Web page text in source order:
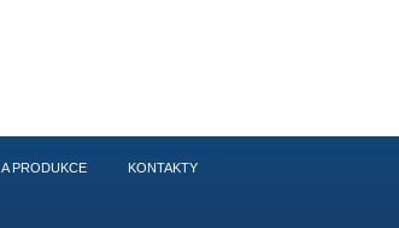
A PRODUKCE KONTAKTY